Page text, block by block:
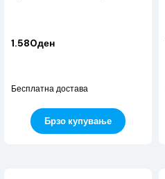
1.580ден
Бесплатна достава
Брзо купување